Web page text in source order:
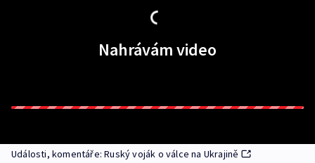
Nahrávám video
Události, komentáře: Ruský voják o válce na Ukrajině